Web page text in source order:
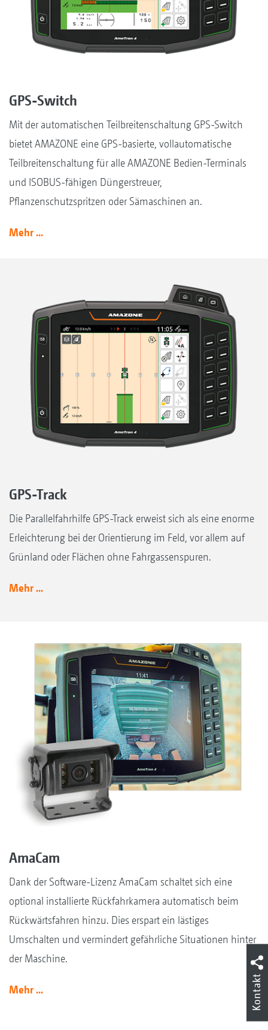
GPS-Switch
Mit der automatischen Teilbreitenschaltung GPS-Switch
bietet AMAZONE eine GPS-basierte, vollautomatische
Teilbreitenschaltung für alle AMAZONE Bedien-Terminals
und ISOBUS-fähigen Düngerstreuer,
Pflanzenschutzspritzen oder Sämaschinen an.
Mehr ...
GPS-Track
Die Parallelfahrhilfe GPS-Track erweist sich als eine enorme
Erleichterung bei der Orientierung im Feld, vor allem auf
Grünland oder Flächen ohne Fahrgassenspuren.
Mehr ...
AmaCam
Dank der Software-Lizenz AmaCam schaltet sich eine
optional installierte Rückfahrkamera automatisch beim
Rückwärtsfahren hinzu. Dies erspart ein lästiges
Umschalten und vermindert gefährliche Situationen hinter
der Maschine.
Mehr ... Kontakt